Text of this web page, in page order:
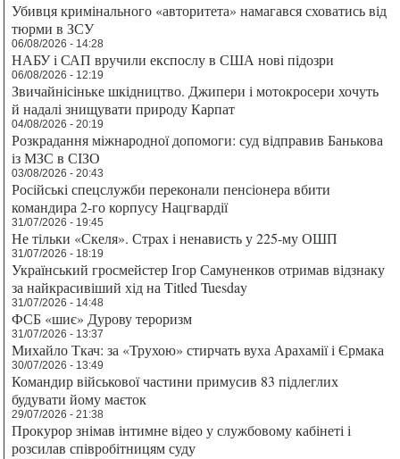
Убивця кримінального «авторитета» намагався сховатись від
тюрми в ЗСУ
06/08/2026 - 14:28
НАБУ і САП вручили експослу в США нові підозри
06/08/2026 - 12:19
Звичайнісіньке шкідництво. Джипери і мотокросери хочуть
й надалі знищувати природу Карпат
04/08/2026 - 20:19
Розкрадання міжнародної допомоги: суд відправив Банькова
із МЗС в СІЗО
03/08/2026 - 20:43
Російські спецслужби переконали пенсіонера вбити
командира 2-го корпусу Нацгвардії
31/07/2026 - 19:45
Не тільки «Скеля». Страх і ненависть у 225-му ОШП
31/07/2026 - 18:19
Український гросмейстер Ігор Самуненков отримав відзнаку
за найкрасивіший хід на Titled Tuesday
31/07/2026 - 14:48
ФСБ «шиє» Дурову тероризм
31/07/2026 - 13:37
Михайло Ткач: за «Трухою» стирчать вуха Арахамії і Єрмака
30/07/2026 - 13:49
Командир військової частини примусив 83 підлеглих
будувати йому маєток
29/07/2026 - 21:38
Прокурор знімав інтимне відео у службовому кабінеті і
розсилав співробітницям суду